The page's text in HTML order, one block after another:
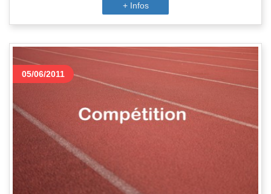
+ Infos
05/06/2011